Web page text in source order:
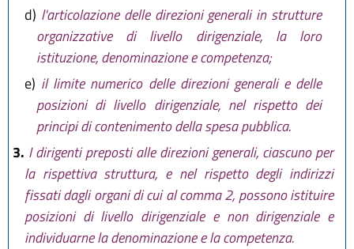
d) l'articolazione delle direzioni generali in strutture
organizzative di livello dirigenziale, la loro
istituzione, denominazione e competenza;
e) il limite numerico delle direzioni generali e delle
posizioni di livello dirigenziale, nel rispetto dei
principi di contenimento della spesa pubblica.
3. I dirigenti preposti alle direzioni generali, ciascuno per
la rispettiva struttura, e nel rispetto degli indirizzi
fissati dagli organi di cui al comma 2, possono istituire
posizioni di livello dirigenziale e non dirigenziale e
individuarne la denominazione e la competenza.